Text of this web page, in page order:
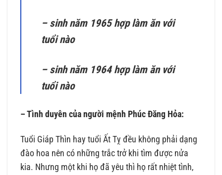
– sinh năm 1965 hợp làm ăn với
tuổi nào
– sinh năm 1964 hợp làm ăn với
tuổi nào
– Tình duyên của người mệnh Phúc Đăng Hỏa:
Tuổi Giáp Thìn hay tuổi Ất Tỵ đều không phải dạng
đào hoa nên có những trắc trở khi tìm được nửa
kia. Nhưng một khi họ đã yêu thì họ rất nhiệt tình,